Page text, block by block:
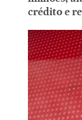
crédito e